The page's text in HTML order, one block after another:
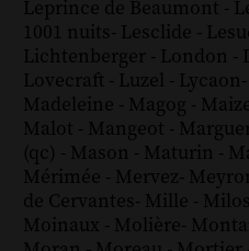
Leprince de Beaumont -
1001 nuits- Lesclide -
Lichtenberger - London -
Lovecraft - Luzel - Lycaon-
Madeleine - Magog -
Malot - Mangeot -
(qc) - Mason - Maturin -
Mérimée - Mervez-
de Cervantes- Mille -
Moinaux - Molière-